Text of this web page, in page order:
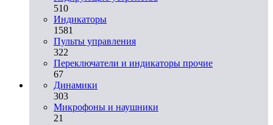
510
Индикаторы
1581
Пульты управления
322
Переключатели и индикаторы прочие
67
Динамики
303
Микрофоны и наушники
21